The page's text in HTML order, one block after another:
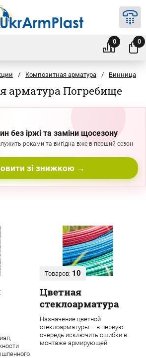
0 0
/ Композитная арматура / Винница
арматура Погребище
без іржі та заміни щосезону
роками та вигідна вже в перший сезон
зі знижкою →
Товаров: 10
Цветная
стеклоарматура
Назначение цветной
стеклоарматуры – в первую
очередь исключить ошибки в
монтаже армирующей